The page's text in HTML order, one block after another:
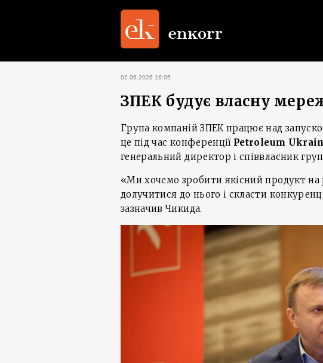
02.06.2026 16:05
ЗПЕК будує власну
Група компаній ЗПЕК працює над
це під час конференції Petroleum
генеральний директор і співвласник
«Ми хочемо зробити якісний продукт
долучитися до нього і скласти
зазначив Чикида.